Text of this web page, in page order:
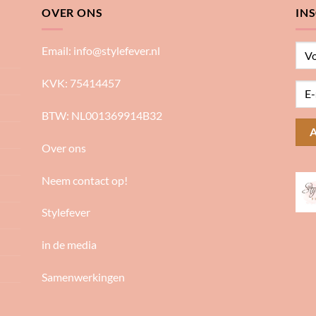
OVER ONS
Email: info@stylefever.nl
KVK: 75414457
BTW: NL001369914B32
Over ons
Neem contact op!
Stylefever
in de media
Samenwerkingen